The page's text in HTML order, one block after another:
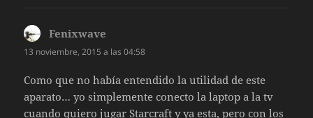
Fenixwave
13 noviembre, 2015 a las 04:58
Como que no había entendido la utilidad de este
aparato… yo simplemente conecto la laptop a la tv
cuando quiero jugar Starcraft y ya esta, pero con los